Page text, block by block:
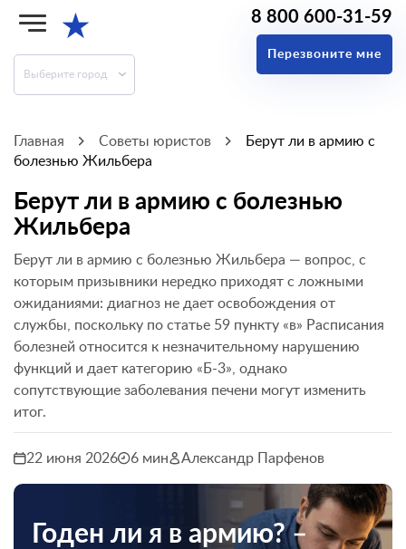
★
Выберите город
8 800 600-31-59
Перезвоните мне
Главная Советы юристов
Берут ли в армию с
болезнью Жильбера
Берут ли в армию с болезнью
Жильбера
Берут ли в армию с болезнью Жильбера — вопрос, с
которым призывники нередко приходят с ложными
ожиданиями: диагноз не дает освобождения от
службы, поскольку по статье 59 пункту «в» Расписания
болезней относится к незначительному нарушению
функций и дает категорию «Б-3», однако
сопутствующие заболевания печени могут изменить
итог.
22 июня 2026 6 мин Александр Парфенов
Годен ли я в армию? –